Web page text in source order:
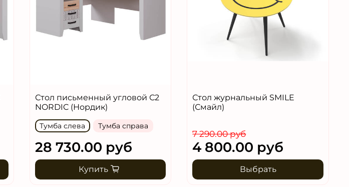
Стол письменный угловой С2
NORDIC (Нордик)
Тумба слева Тумба справа
28 730.00 руб
Купить
Стол журнальный SMILE
(Смайл)
7 290.00 руб
4 800.00 руб
Выбрать